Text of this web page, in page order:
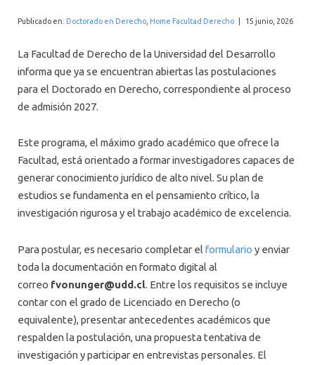
Publicado en: Doctorado en Derecho Home Facultad Derecho 15 junio, 2026
La Facultad de Derecho de la Universidad del Desarrollo
informa que ya se encuentran abiertas las postulaciones
para el Doctorado en Derecho, correspondiente al proceso
de admisión 2027.
Este programa, el máximo grado académico que ofrece la
Facultad, está orientado a formar investigadores capaces de
generar conocimiento jurídico de alto nivel. Su plan de
estudios se fundamenta en el pensamiento crítico, la
investigación rigurosa y el trabajo académico de excelencia.
Para postular, es necesario completar el formulario y enviar
toda la documentación en formato digital al
correo fvonunger@udd.cl. Entre los requisitos se incluye
contar con el grado de Licenciado en Derecho (o
equivalente), presentar antecedentes académicos que
respalden la postulación, una propuesta tentativa de
investigación y participar en entrevistas personales. El